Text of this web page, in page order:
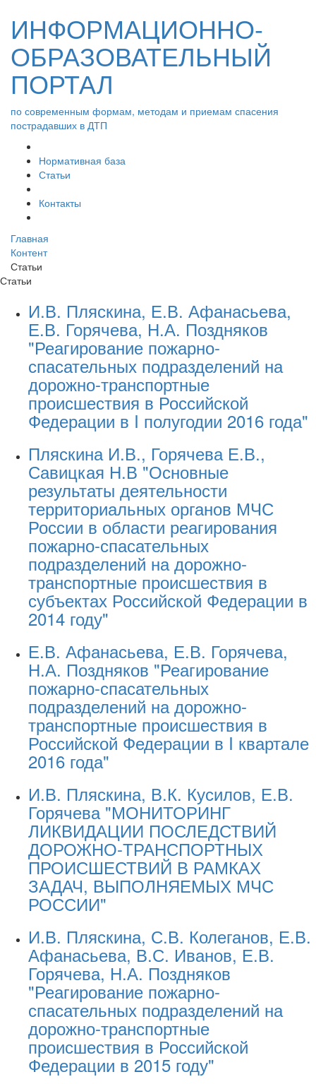
ИНФОРМАЦИОННО-
ОБРАЗОВАТЕЛЬНЫЙ
ПОРТАЛ
по современным формам, методам и приемам спасения
пострадавших в ДТП
Нормативная база
Статьи
Контакты
Главная
Контент
Статьи
Статьи
И.В. Пляскина, Е.В. Афанасьева,
Е.В. Горячева, Н.А. Поздняков
"Реагирование пожарно-
спасательных подразделений на
дорожно-транспортные
происшествия в Российской
Федерации в I полугодии 2016 года"
Пляскина И.В., Горячева Е.В.,
Савицкая Н.В "Основные
результаты деятельности
территориальных органов МЧС
России в области реагирования
пожарно-спасательных
подразделений на дорожно-
транспортные происшествия в
субъектах Российской Федерации в
2014 году"
Е.В. Афанасьева, Е.В. Горячева,
Н.А. Поздняков "Реагирование
пожарно-спасательных
подразделений на дорожно-
транспортные происшествия в
Российской Федерации в I квартале
2016 года"
И.В. Пляскина, В.К. Кусилов, Е.В.
Горячева "МОНИТОРИНГ
ЛИКВИДАЦИИ ПОСЛЕДСТВИЙ
ДОРОЖНО-ТРАНСПОРТНЫХ
ПРОИСШЕСТВИЙ В РАМКАХ
ЗАДАЧ, ВЫПОЛНЯЕМЫХ МЧС
РОССИИ"
И.В. Пляскина, С.В. Колеганов, Е.В.
Афанасьева, В.С. Иванов, Е.В.
Горячева, Н.А. Поздняков
"Реагирование пожарно-
спасательных подразделений на
дорожно-транспортные
происшествия в Российской
Федерации в 2015 году"